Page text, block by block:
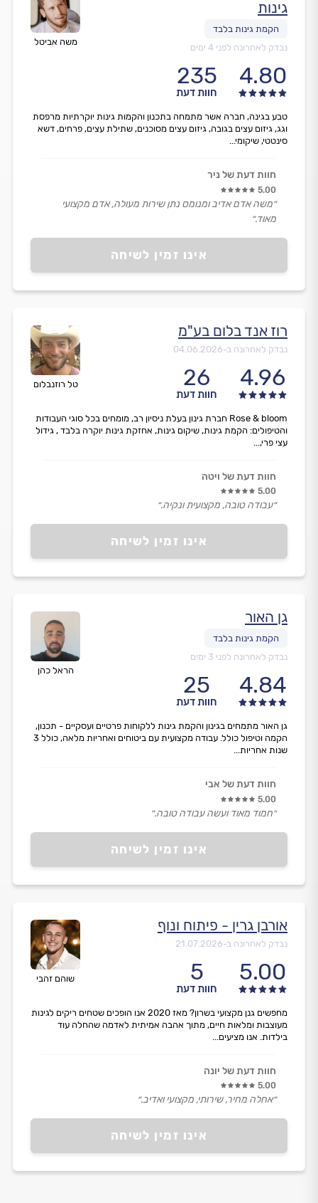
משה אביטל
גינות
נבדק לאחרונה לפני 4 ימים
4.80
235
חוות דעת
אינו זמין לשיחה
טבע בגינה, חברה אשר מתמחה בתכנון והקמות גינות יוקרתיות מרפסת
וגג, גיזום עצים בגובה, גיזום עצים מסוכנים, שתילת עצים, פרחים, דשא
סינטטי, שיקומי...
חוות דעת של ניר
5.00
״משה אדם אדיב ומנומס נתן שירות מעולה, אדם מקצועי
מאוד.״
טל רוזנבלום
רוז אנד בלום בע"מ
נבדק לאחרונה ב-04.06.2026
4.96
26
חוות דעת
אינו זמין לשיחה
Rose & bloom חברת גינון בעלת ניסיון רב, מומחים בכל סוגי העבודות
והטיפולים: הקמת גינות, שיקום גינות, אחזקת גינות יוקרה בלבד , גידול
עצי פרי,...
חוות דעת של ויטה
5.00
״עבודה טובה, מקצועית ונקיה.״
הראל כהן
גן האור
נבדק לאחרונה לפני 3 ימים
4.84
25
חוות דעת
אינו זמין לשיחה
גן האור מתמחים בגינון והקמת גינות ללקוחות פרטיים ועסקיים - תכנון,
הקמה וטיפול כולל. עבודה מקצועית עם ביטוחים ואחריות מלאה, כולל 3
שנות אחריות...
חוות דעת של אבי
5.00
״חמוד מאוד ועשה עבודה טובה.״
שוהם זהבי
אורבן גרין - פיתוח ונוף
נבדק לאחרונה ב-21.07.2026
5.00
5
חוות דעת
אינו זמין לשיחה
מחפשים גנן מקצועי בשרון? מאז 2020 אנו הופכים שטחים ריקים לגינות
מעוצבות ומלאות חיים, מתוך אהבה אמיתית לאדמה שהחלה עוד
בילדות. אנו מציעים...
חוות דעת של יונה
5.00
״אחלה מחיר, שירותי, מקצועי ואדיב.״